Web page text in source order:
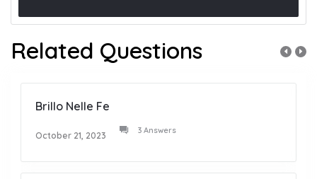
Related Questions
Brillo Nelle Fe
October 21, 2023 3 Answers